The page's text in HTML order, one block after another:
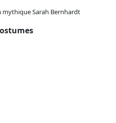
mythique Sarah Bernhardt